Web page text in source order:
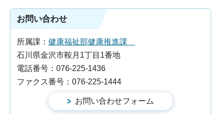
お問い合わせ
所属課： 健康福祉部健康推進課
石川県金沢市鞍月1丁目1番地
電話番号：076-225-1436
ファクス番号：076-225-1444